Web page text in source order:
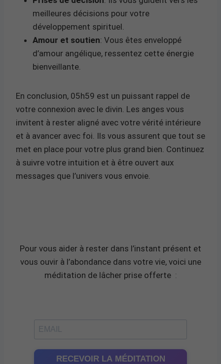
meilleures décisions pour votre
développement spirituel.
Amour et soutien: Vous êtes enveloppé
d’amour angélique, ressentez cette énergie
bienveillante.
En conclusion, 05h59 est un puissant rappel de
votre connexion avec le divin. Les anges vous
invitent à rester aligné avec votre vérité intérieure
et à avancer avec foi. Ils vous assurent que tout se
met en place pour votre plus grand bien. Continuez
à suivre votre intuition et à être ouvert aux
messages que l’univers vous envoie.
Pour vous aider à rester dans l’instant présent et
vous ouvir à l’abondance dans votre vie, voici une
méditation de lâcher prise offerte :
RECEVOIR LA MÉDITATION